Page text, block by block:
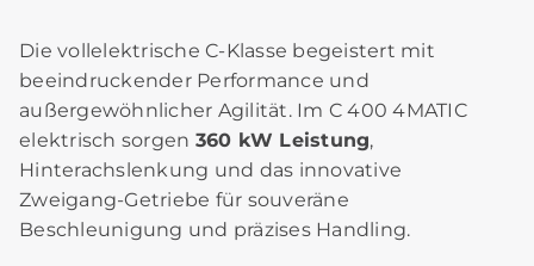
Die vollelektrische C‑Klasse begeistert mit
beeindruckender Performance und
außergewöhnlicher Agilität. Im C 400 4MATIC
elektrisch sorgen 360 kW Leistung,
Hinterachslenkung und das innovative
Zweigang‑Getriebe für souveräne
Beschleunigung und präzises Handling.